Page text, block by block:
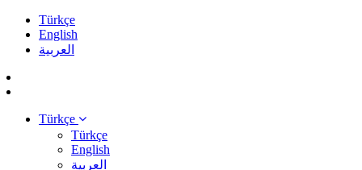
Türkçe
English
العربية
Türkçe
Türkçe
English
العربية